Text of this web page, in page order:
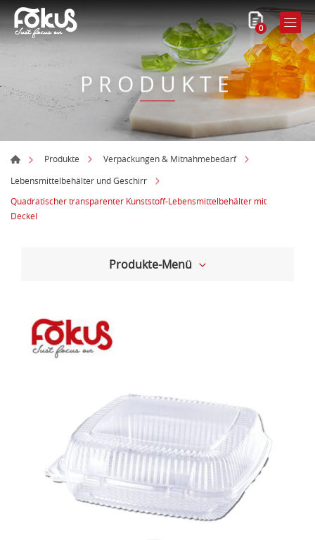
0
PRODUKTE
Produkte
Verpackungen & Mitnahmebedarf
Lebensmittelbehälter und Geschirr
Quadratischer transparenter Kunststoff-Lebensmittelbehälter mit
Deckel
Produkte-Menü